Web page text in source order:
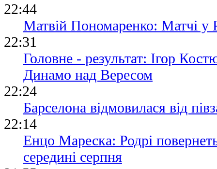
22:44
Матвій Пономаренко: Матчі у
22:31
Головне - результат: Ігор
Динамо над Вересом
22:24
Барселона відмовилася від
22:14
Енцо Мареска: Родрі
середині серпня